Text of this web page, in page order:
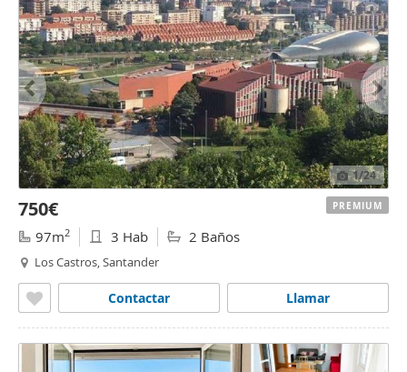
1/24
750€
97m2 3 Hab 2 Baños
Los Castros, Santander
Llamar
Contactar
PREMIUM